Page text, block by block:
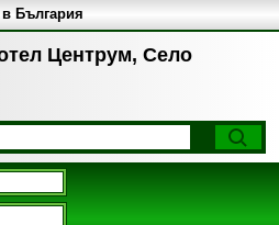
Центрум, Село
в България